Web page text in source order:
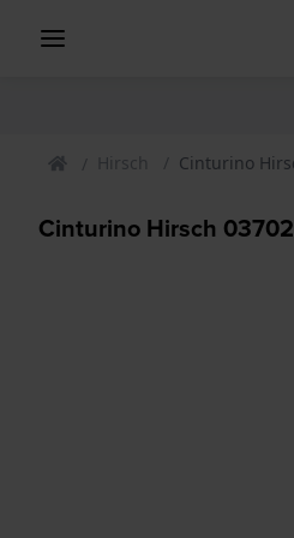
Hirsch Cinturino
Cinturino Hirsch